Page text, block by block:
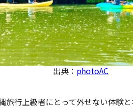
出典： photoAC
旅行上級者にとって外せない体験